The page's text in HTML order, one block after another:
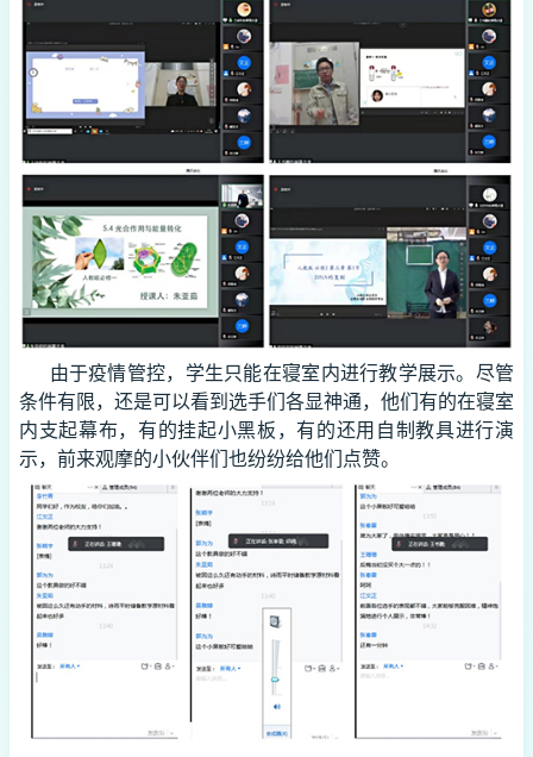
由于疫情管控，学生只能在寝室内进行教学展示。尽管
条件有限，还是可以看到选手们各显神通，他们有的在寝室
内支起幕布，有的挂起小黑板，有的还用自制教具进行演
示，前来观摩的小伙伴们也纷纷给他们点赞。